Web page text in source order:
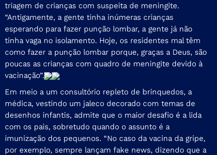
triagem de crianças com suspeita de meningite.
“Antigamente, a gente tinha inúmeras crianças
esperando para fazer punção lombar, a gente já não
tinha vaga no isolamento. Hoje, os residentes mal têm
como fazer a punção lombar porque, graças a Deus, são
poucas as crianças com quadro de meningite devido à
vacinação”.
Em meio a um consultório repleto de brinquedos, a
médica, vestindo um jaleco decorado com temas de
desenhos infantis, admite que o maior desafio é a lida
com os pais, sobretudo quando o assunto é a
imunização dos pequenos. “No caso da vacina da gripe,
por exemplo, sempre lançam fake news, dizendo que a